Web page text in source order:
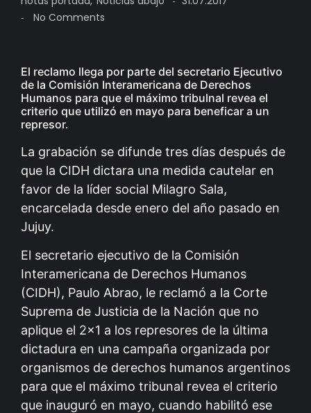
- No Comments
El reclamo llega por parte del secretario Ejecutivo
de la Comisión Interamericana de Derechos
Humanos para que el máximo tribulnal revea el
criterio que utilizó en mayo para beneficar a un
represor.
La grabación se difunde tres días después de
que la CIDH dictara una medida cautelar en
favor de la líder social Milagro Sala,
encarcelada desde enero del año pasado en
Jujuy.
El secretario ejecutivo de la Comisión
Interamericana de Derechos Humanos
(CIDH), Paulo Abrao, le reclamó a la Corte
Suprema de Justicia de la Nación que no
aplique el 2×1 a los represores de la última
dictadura en una campaña organizada por
organismos de derechos humanos argentinos
para que el máximo tribunal revea el criterio
que inauguró en mayo, cuando habilitó ese